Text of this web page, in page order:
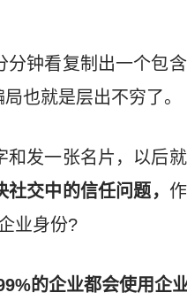
钟看复制出一个包
也就是层出不穷了。
发一张名片，以后
交中的信任问题，
业身份?
的企业都会使用企